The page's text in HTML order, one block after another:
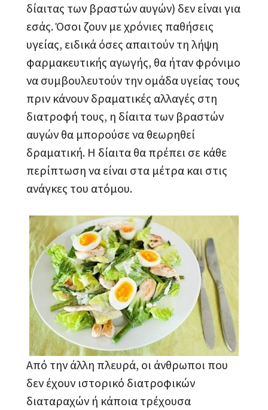
δίαιτας των βραστών αυγών) δεν είναι για
εσάς. Όσοι ζουν με χρόνιες παθήσεις
υγείας, ειδικά όσες απαιτούν τη λήψη
φαρμακευτικής αγωγής, θα ήταν φρόνιμο
να συμβουλευτούν την ομάδα υγείας τους
πριν κάνουν δραματικές αλλαγές στη
διατροφή τους, η δίαιτα των βραστών
αυγών θα μπορούσε να θεωρηθεί
δραματική. Η δίαιτα θα πρέπει σε κάθε
περίπτωση να είναι στα μέτρα και στις
ανάγκες του ατόμου.
Από την άλλη πλευρά, οι άνθρωποι που
δεν έχουν ιστορικό διατροφικών
διαταραχών ή κάποια τρέχουσα